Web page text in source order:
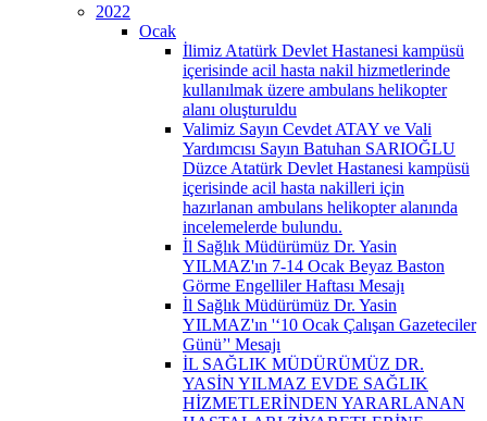
2022
Ocak
İlimiz Atatürk Devlet Hastanesi kampüsü
içerisinde acil hasta nakil hizmetlerinde
kullanılmak üzere ambulans helikopter
alanı oluşturuldu
Valimiz Sayın Cevdet ATAY ve Vali
Yardımcısı Sayın Batuhan SARIOĞLU
Düzce Atatürk Devlet Hastanesi kampüsü
içerisinde acil hasta nakilleri için
hazırlanan ambulans helikopter alanında
incelemelerde bulundu.
İl Sağlık Müdürümüz Dr. Yasin
YILMAZ'ın 7-14 Ocak Beyaz Baston
Görme Engelliler Haftası Mesajı
İl Sağlık Müdürümüz Dr. Yasin
YILMAZ'ın '‘10 Ocak Çalışan Gazeteciler
Günü’' Mesajı
İL SAĞLIK MÜDÜRÜMÜZ DR.
YASİN YILMAZ EVDE SAĞLIK
HİZMETLERİNDEN YARARLANAN